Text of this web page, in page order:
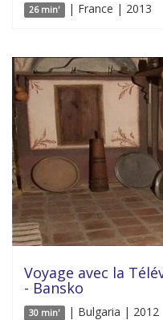
26 min' | France | 2013
Voyage avec la
- Bansko
30 min' | Bulgaria | 2012